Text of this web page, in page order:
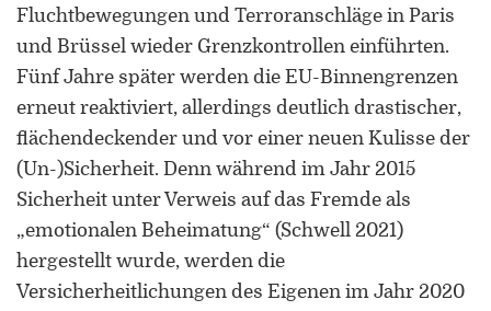
Fluchtbewegungen und Terroranschläge in Paris
und Brüssel wieder Grenzkontrollen einführten.
Fünf Jahre später werden die EU-Binnengrenzen
erneut reaktiviert, allerdings deutlich drastischer,
flächendeckender und vor einer neuen Kulisse der
(Un-)Sicherheit. Denn während im Jahr 2015
Sicherheit unter Verweis auf das Fremde als
„emotionalen Beheimatung“ (Schwell 2021)
hergestellt wurde, werden die
Versicherheitlichungen des Eigenen im Jahr 2020